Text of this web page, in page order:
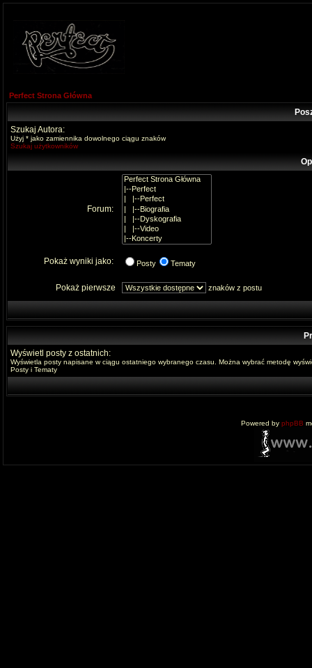
Perfect Strona Główna
Szukaj Autora:
Użyj * jako zamiennika dowolnego ciągu znaków
Szukaj użytkowników
Forum:
Pokaż wyniki jako: Posty Tematy
Pokaż pierwsze znaków z postu
Wyświetl posty z ostatnich:
Wyświetla posty napisane w ciągu ostatniego wybranego czasu. Można wybrać metodę
Posty i Tematy
Powered by phpBB